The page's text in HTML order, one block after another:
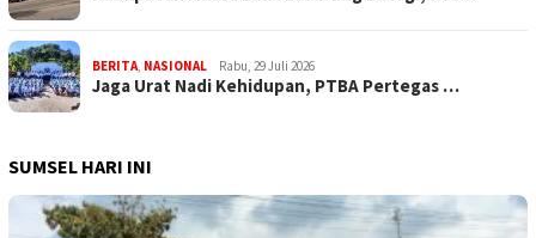
BERITA, NASIONAL Rabu, 29 Juli 2026
Jaga Urat Nadi Kehidupan, PTBA Pertegas …
SUMSEL HARI INI